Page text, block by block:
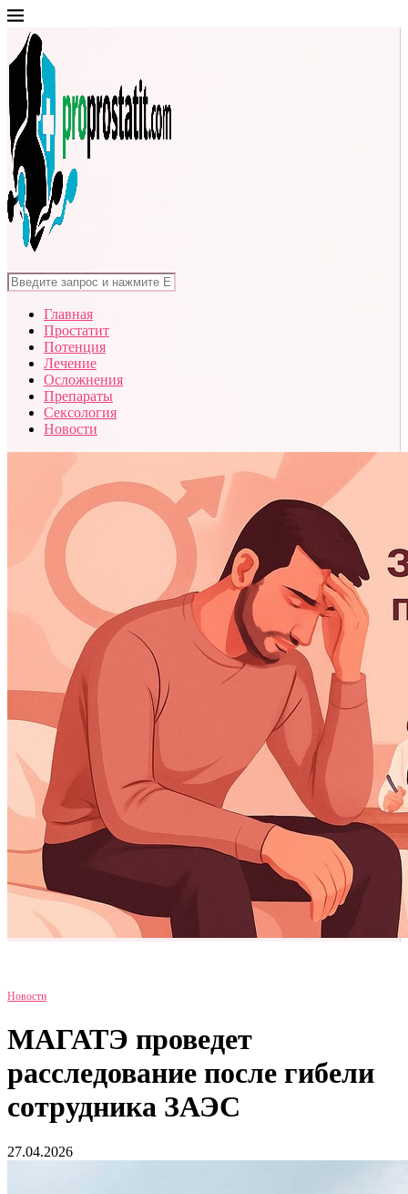
Главная
Простатит
Потенция
Лечение
Осложнения
Препараты
Сексология
Новости
Новости
МАГАТЭ проведет
расследование после гибели
сотрудника ЗАЭС
27.04.2026